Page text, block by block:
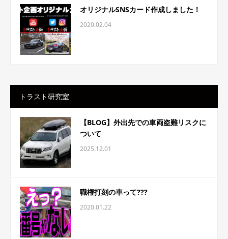
オリジナルSNSカード作成しました！
2020.02.04
トラスト研究室
【BLOG】外出先での車両盗難リスクに
ついて
2025.12.01
職権打刻の車って???
2020.01.22